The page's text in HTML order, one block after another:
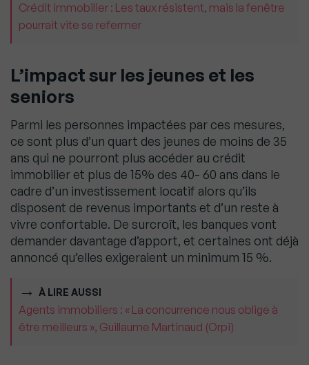
Crédit immobilier : Les taux résistent, mais la fenêtre
pourrait vite se refermer
L’impact sur les jeunes et les
seniors
Parmi les personnes impactées par ces mesures,
ce sont plus d’un quart des jeunes de moins de 35
ans qui ne pourront plus accéder au crédit
immobilier et plus de 15% des 40- 60 ans dans le
cadre d’un investissement locatif alors qu’ils
disposent de revenus importants et d’un reste à
vivre confortable. De surcroît, les banques vont
demander davantage d’apport, et certaines ont déjà
annoncé qu’elles exigeraient un minimum 15 %.
À LIRE AUSSI
Agents immobiliers : « La concurrence nous oblige à
être meilleurs », Guillaume Martinaud (Orpi)